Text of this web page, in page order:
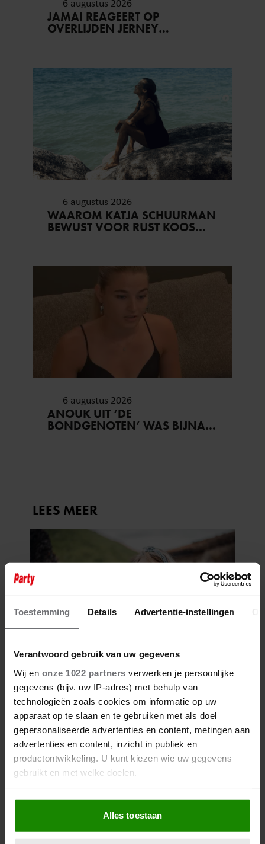
Toestemming Details Advertentie-instellingen
Verantwoord gebruik van uw gegevens
Wij en onze 1022 partners verwerken je persoonlijke
gegevens (bijv. uw IP-adres) met behulp van
technologieën zoals cookies om informatie op uw
apparaat op te slaan en te gebruiken met als doel
gepersonaliseerde advertenties en content, metingen aan
advertenties en content, inzicht in publiek en
productontwikkeling. U kunt kiezen wie uw gegevens
gebruikt en met welke doelen.
Als u het toestaat, willen we ook graag:
Informatie verzamelen over uw geografische
locatie, die tot een paar meter nauwkeurig kan zijn
Alles toestaan
JAMAI REAGEERT OP
OVERLIJDEN JERNEY
6 augustus 2026
WAAROM KATJA SCHUURMAN
BEWUST VOOR RUST KOOS…
6 augustus 2026
ANOUK UIT ‘DE
BONDGENOTEN’ WAS BIJNA